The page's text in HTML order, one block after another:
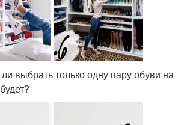
выбрать только одну пару обуви на